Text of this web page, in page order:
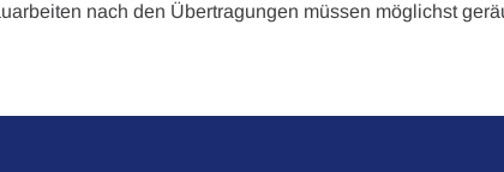
nach den Übertragungen müssen möglichst